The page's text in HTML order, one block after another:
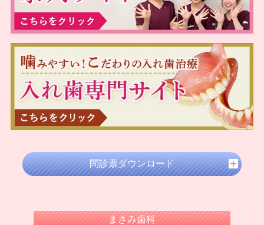
2024年12月
2024年11月
2024年10月
2024年09月
2024年08月
2024年07月
2024年05月
2024年03月
2024年02月
2023年12月
問診票ダウンロード
まさみ歯科